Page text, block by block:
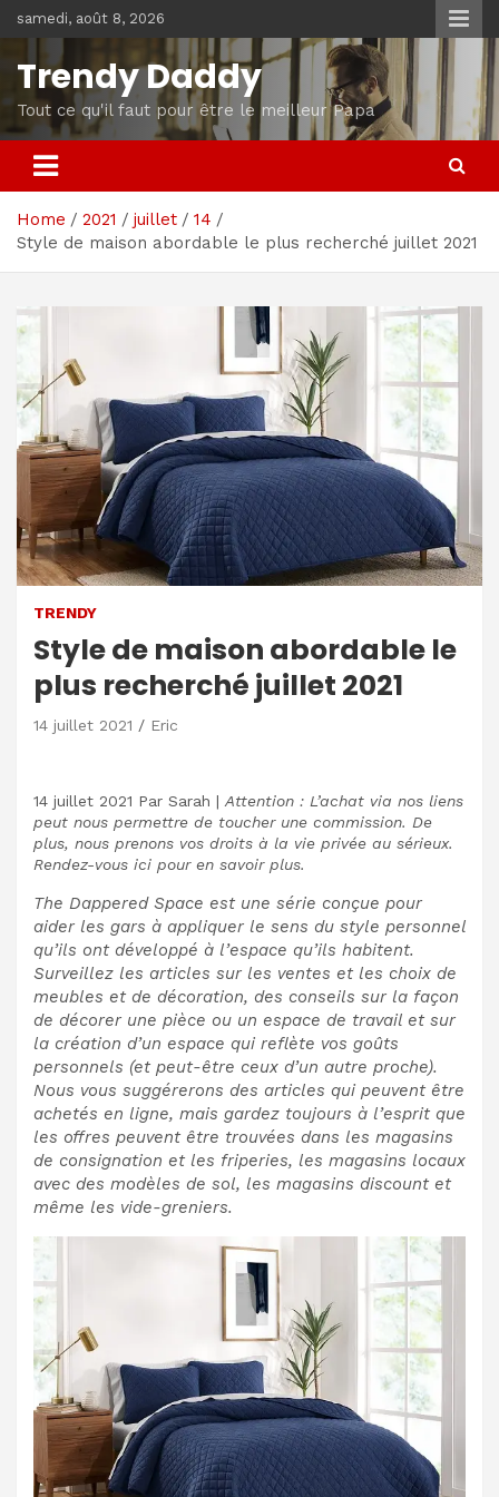
to
content
samedi, août 8, 2026
Trendy Daddy
Tout ce qu'il faut pour être le meilleur Papa
Home 2021 juillet
14
Style de maison abordable le plus recherché juillet 2021
TRENDY
Style de maison abordable le
plus recherché juillet 2021
14 juillet 2021 Eric
14 juillet 2021 Par Sarah | Attention : L’achat via nos liens
peut nous permettre de toucher une commission. De
plus, nous prenons vos droits à la vie privée au sérieux.
Rendez-vous ici pour en savoir plus.
The Dappered Space est une série conçue pour
aider les gars à appliquer le sens du style personnel
qu’ils ont développé à l’espace qu’ils habitent.
Surveillez les articles sur les ventes et les choix de
meubles et de décoration, des conseils sur la façon
de décorer une pièce ou un espace de travail et sur
la création d’un espace qui reflète vos goûts
personnels (et peut-être ceux d’un autre proche).
Nous vous suggérerons des articles qui peuvent être
achetés en ligne, mais gardez toujours à l’esprit que
les offres peuvent être trouvées dans les magasins
de consignation et les friperies, les magasins locaux
avec des modèles de sol, les magasins discount et
même les vide-greniers.